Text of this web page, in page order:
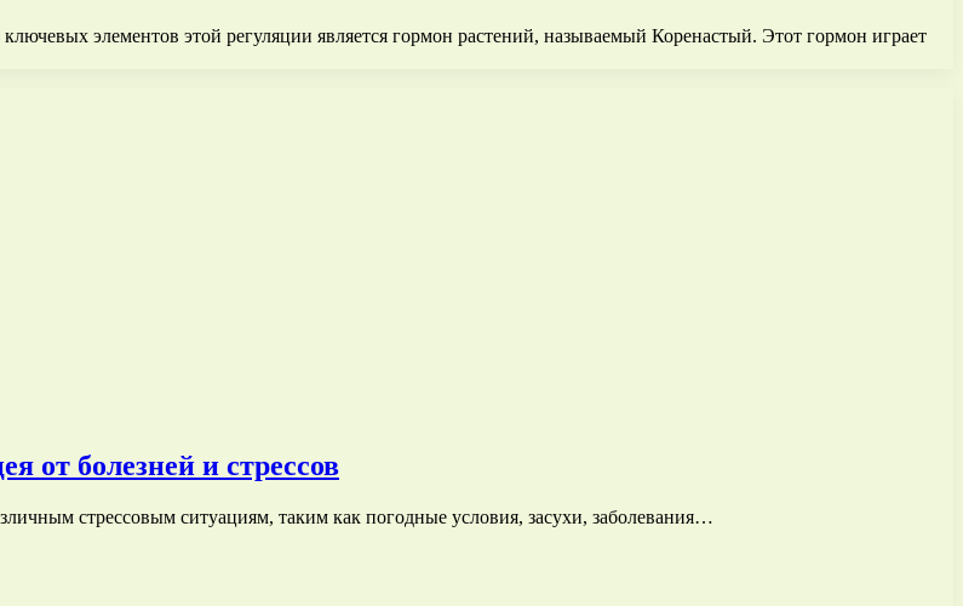
элементов этой регуляции является гормон растений, называемый Коренастый. Этот гормон играет
от болезней и стрессов
стрессовым ситуациям, таким как погодные условия, засухи, заболевания…